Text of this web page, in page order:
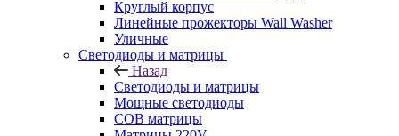
Круглый корпус
Линейные прожекторы Wall Washer
Уличные
Светодиоды и матрицы
Назад
Светодиоды и матрицы
Мощные светодиоды
COB матрицы